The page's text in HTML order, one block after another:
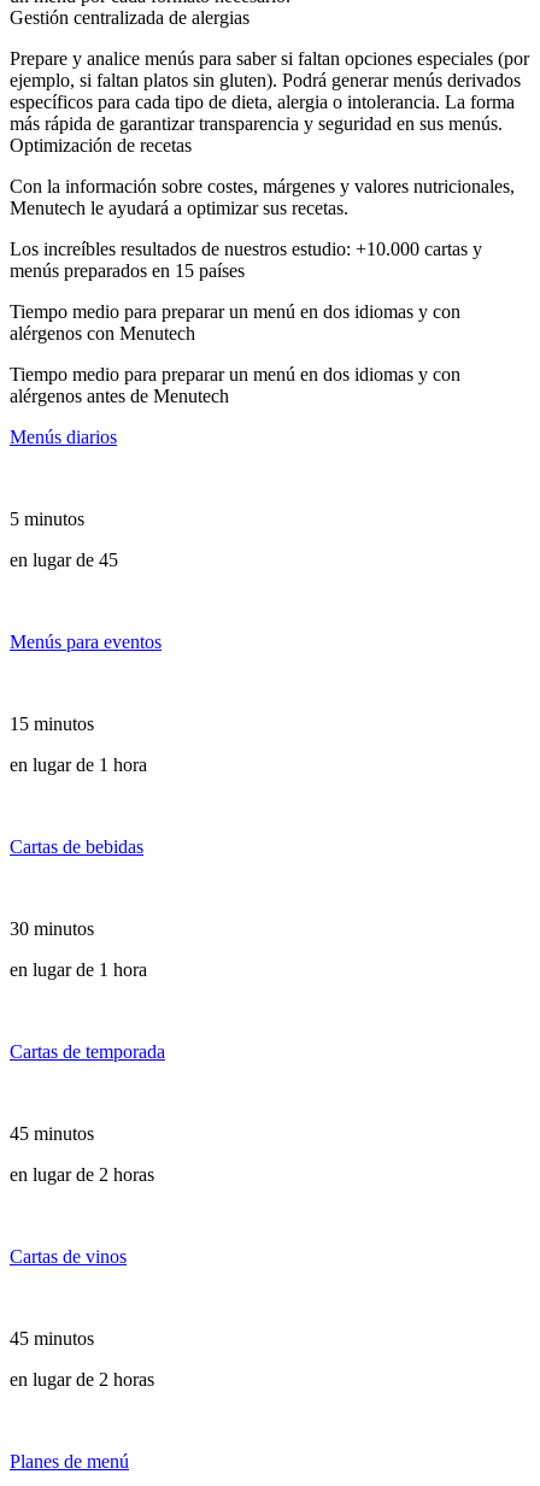
Gestión centralizada de alergias
Prepare y analice menús para saber si faltan opciones especiales (por
ejemplo, si faltan platos sin gluten). Podrá generar menús derivados
específicos para cada tipo de dieta, alergia o intolerancia. La forma
más rápida de garantizar transparencia y seguridad en sus menús.
Optimización de recetas
Con la información sobre costes, márgenes y valores nutricionales,
Menutech le ayudará a optimizar sus recetas.
Los increíbles resultados de nuestros estudio: +10.000 cartas y
menús preparados en 15 países
Tiempo medio para preparar un menú en dos idiomas y con
alérgenos con Menutech
Tiempo medio para preparar un menú en dos idiomas y con
alérgenos antes de Menutech
Menús diarios
5 minutos
en lugar de 45
Menús para eventos
15 minutos
en lugar de 1 hora
Cartas de bebidas
30 minutos
en lugar de 1 hora
Cartas de temporada
45 minutos
en lugar de 2 horas
Cartas de vinos
45 minutos
en lugar de 2 horas
Planes de menú